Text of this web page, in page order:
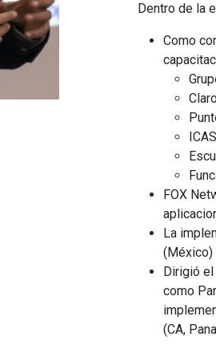
Dentro de la
Como
FOX
La
(México)
Dirigió el
como
(CA,